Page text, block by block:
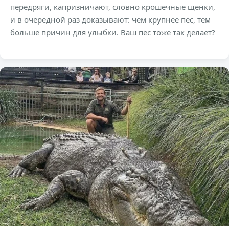
передряги, капризничают, словно крошечные щенки,
и в очередной раз доказывают: чем крупнее пес, тем
больше причин для улыбки. Ваш пёс тоже так делает?